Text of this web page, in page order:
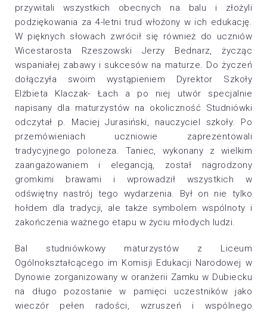
przywitali wszystkich obecnych na balu i złożyli
podziękowania za 4-letni trud włożony w ich edukację.
W pięknych słowach zwrócił się również do uczniów
Wicestarosta Rzeszowski Jerzy Bednarz, życząc
wspaniałej zabawy i sukcesów na maturze. Do życzeń
dołączyła swoim wystąpieniem Dyrektor Szkoły
Elżbieta Klaczak- Łach a po niej utwór specjalnie
napisany dla maturzystów na okoliczność Studniówki
odczytał p. Maciej Jurasiński, nauczyciel szkoły. Po
przemówieniach uczniowie zaprezentowali
tradycyjnego poloneza. Taniec, wykonany z wielkim
zaangażowaniem i elegancją, został nagrodzony
gromkimi brawami i wprowadził wszystkich w
odświętny nastrój tego wydarzenia. Był on nie tylko
hołdem dla tradycji, ale także symbolem wspólnoty i
zakończenia ważnego etapu w życiu młodych ludzi.
Bal studniówkowy maturzystów z Liceum
Ogólnokształcącego im Komisji Edukacji Narodowej w
Dynowie zorganizowany w oranżerii Zamku w Dubiecku
na długo pozostanie w pamięci uczestników jako
wieczór pełen radości, wzruszeń i wspólnego